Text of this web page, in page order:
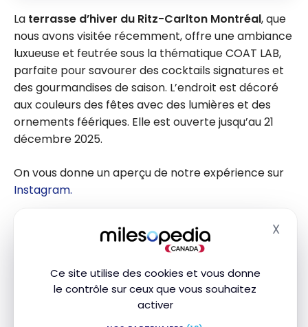
Ce site utilise des cookies et vous donne
le contrôle sur ceux que vous souhaitez
activer
X
La terrasse d’hiver du Ritz-Carlton Montréal, que
nous avons visitée récemment, offre une ambiance
luxueuse et feutrée sous la thématique COAT LAB,
parfaite pour savourer des cocktails signatures et
des gourmandises de saison. L’endroit est décoré
aux couleurs des fêtes avec des lumières et des
ornements féériques. Elle est ouverte jusqu’au 21
décembre 2025.
On vous donne un aperçu de notre expérience sur
Instagram.
, située sur le toit de l’hôtel
Montréal Marriott Château Champlain, propose
une expérience urbaine avec vue sur le centre-ville
de Montréal, foyers extérieurs et espace chauffé
pour profiter de l’hiver en tout confort. Les visiteurs
peuvent y déguster cocktails réconfortants et